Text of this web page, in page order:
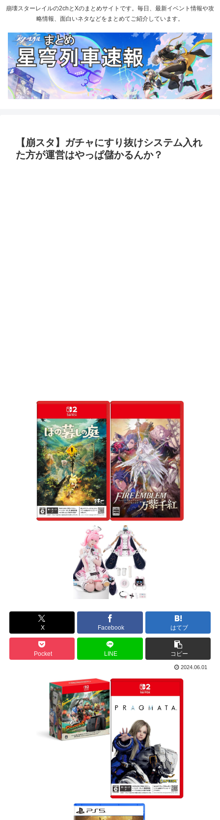
崩壊スターレイルの2chとXのまとめサイトです。毎日、最新イベント情報や攻
略情報、面白いネタなどをまとめてご紹介しています。
【崩スタ】ガチャにすり抜けシステム入れ
た方が運営はやっぱ儲かるんか？
X Facebook はてブ
Pocket LINE コピー
2024.06.01